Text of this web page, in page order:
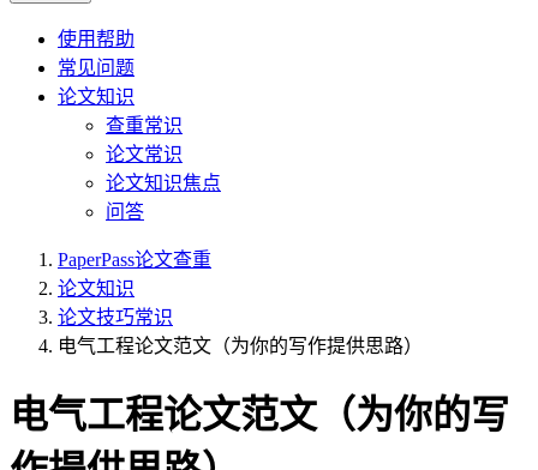
使用帮助
常见问题
论文知识
查重常识
论文常识
论文知识焦点
问答
PaperPass论文查重
论文知识
论文技巧常识
电气工程论文范文（为你的写作提供思路）
电气工程论文范文（为你的写